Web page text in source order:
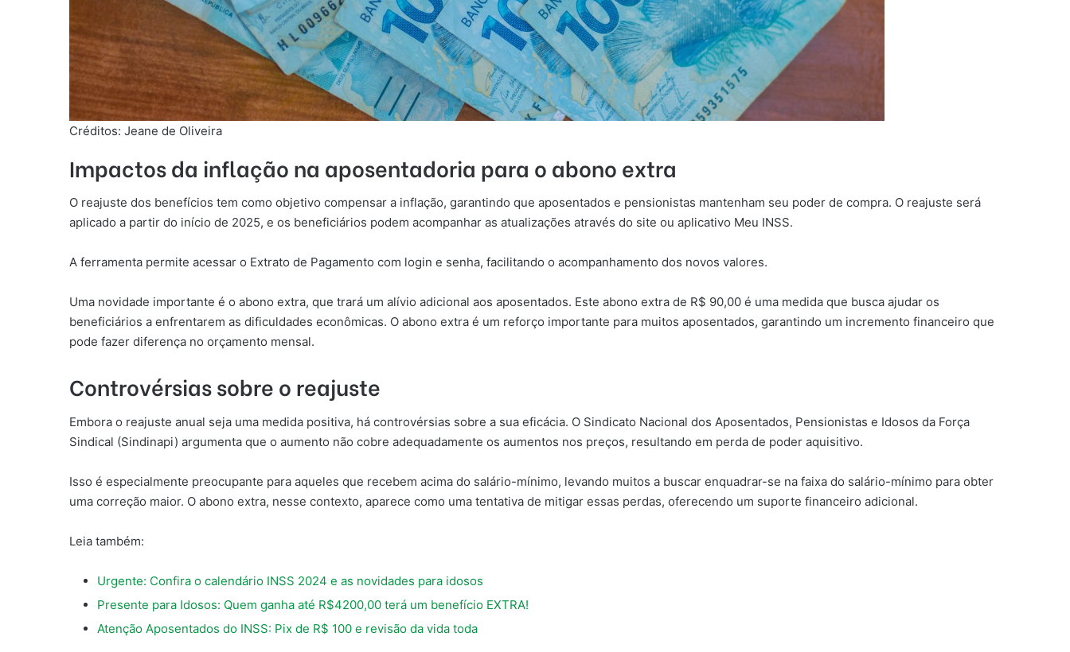
Créditos: Jeane de Oliveira
Impactos da inflação na aposentadoria para o abono extra
O reajuste dos benefícios tem como objetivo compensar a inflação, garantindo que aposentados e pensionistas mantenham seu poder de compra. O reajuste será
aplicado a partir do início de 2025, e os beneficiários podem acompanhar as atualizações através do site ou aplicativo Meu INSS.
A ferramenta permite acessar o Extrato de Pagamento com login e senha, facilitando o acompanhamento dos novos valores.
Uma novidade importante é o abono extra, que trará um alívio adicional aos aposentados. Este abono extra de R$ 90,00 é uma medida que busca ajudar os
beneficiários a enfrentarem as dificuldades econômicas. O abono extra é um reforço importante para muitos aposentados, garantindo um incremento financeiro que
pode fazer diferença no orçamento mensal.
Controvérsias sobre o reajuste
Embora o reajuste anual seja uma medida positiva, há controvérsias sobre a sua eficácia. O Sindicato Nacional dos Aposentados, Pensionistas e Idosos da Força
Sindical (Sindinapi) argumenta que o aumento não cobre adequadamente os aumentos nos preços, resultando em perda de poder aquisitivo.
Isso é especialmente preocupante para aqueles que recebem acima do salário-mínimo, levando muitos a buscar enquadrar-se na faixa do salário-mínimo para obter
uma correção maior. O abono extra, nesse contexto, aparece como uma tentativa de mitigar essas perdas, oferecendo um suporte financeiro adicional.
Leia também:
Urgente: Confira o calendário INSS 2024 e as novidades para idosos
Presente para Idosos: Quem ganha até R$4200,00 terá um benefício EXTRA!
Atenção Aposentados do INSS: Pix de R$ 100 e revisão da vida toda